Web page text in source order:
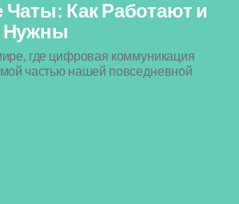
Чаты: Как Работают и
Нужны
где цифровая коммуникация
частью нашей повседневной